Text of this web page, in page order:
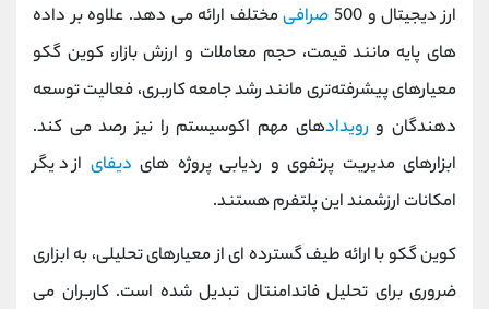
ارز دیجیتال و 500
صرافیمختلف ارائه می‌ دهد. علاوه بر داده‌
های پایه مانند قیمت، حجم معاملات و ارزش بازار، کوین گکو
معیارهای پیشرفته‌تری مانند رشد جامعه کاربری، فعالیت توسعه‌
دهندگان و رویدادهای مهم اکوسیستم را نیز رصد می‌ کند.
ابزارهای مدیریت پرتفوی و ردیابی پروژه‌ های دیفای از دیگر
امکانات ارزشمند این پلتفرم هستند.
کوین گکو با ارائه طیف گسترده ‌ای از معیارهای تحلیلی، به ابزاری
ضروری برای تحلیل فاندامنتال تبدیل شده است. کاربران می